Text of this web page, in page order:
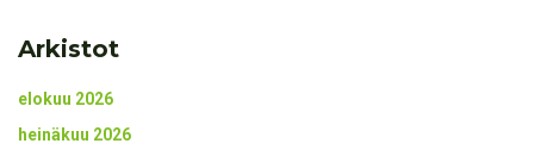
Arkistot
elokuu 2026
heinäkuu 2026